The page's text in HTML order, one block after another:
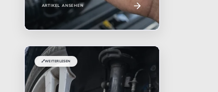
ARTIKEL ANSEHEN
🔗WEITERLESEN